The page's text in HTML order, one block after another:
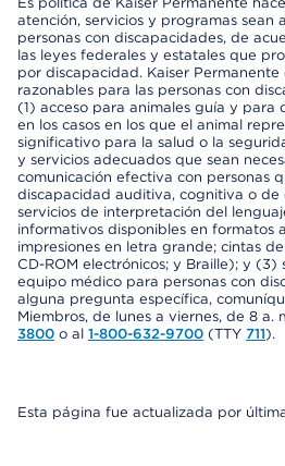
atención, servicios y programas sean
personas con discapacidades, de
las leyes federales y estatales que
por discapacidad. Kaiser
razonables para las personas con
(1) acceso para animales guía y para
en los casos en los que el animal
significativo para la salud o la
y servicios adecuados que sean
comunicación efectiva con personas
discapacidad auditiva, cognitiva o de
servicios de interpretación del
informativos disponibles en formatos
impresiones en letra grande; cintas
CD-ROM electrónicos; y Braille); y (3)
equipo médico para personas con
alguna pregunta específica,
Miembros, de lunes a viernes, de 8 a.
3800 o al 1-800-632-9700 (TTY 711).
Esta página fue actualizada por